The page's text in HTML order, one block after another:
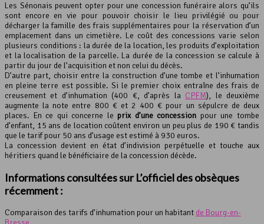
Les Sénonais peuvent opter pour une concession funéraire alors qu’ils
sont encore en vie pour pouvoir choisir le lieu privilégié ou pour
décharger la famille des frais supplémentaires pour la réservation d’un
emplacement dans un cimetière. Le coût des concessions varie selon
plusieurs conditions : la durée de la location, les produits d’exploitation
et la localisation de la parcelle. La durée de la concession se calcule à
partir du jour de l’acquisition et non celui du décès.
D’autre part, choisir entre la construction d’une tombe et l’inhumation
en pleine terre est possible. Si le premier choix entraîne des frais de
creusement et d’inhumation (400 €, d’après la CPFM), le deuxième
augmente la note entre 800 € et 2 400 € pour un sépulcre de deux
places. En ce qui concerne le prix d’une concession pour une tombe
d’enfant, 15 ans de location coûtent environ un peu plus de 190 € tandis
que le tarif pour 50 ans d’usage est estimé à 930 euros.
La concession devient en état d’indivision perpétuelle et touche aux
héritiers quand le bénéficiaire de la concession décède.
Informations consultées sur L’officiel des obsèques
récemment :
Comparaison des tarifs d’inhumation pour un habitant de Bourg-en-